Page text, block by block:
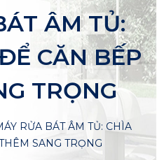
ÂM TỦ:
CĂN BẾP
TRỌNG
RỬA BÁT ÂM TỦ: CHÌA
SANG TRỌNG